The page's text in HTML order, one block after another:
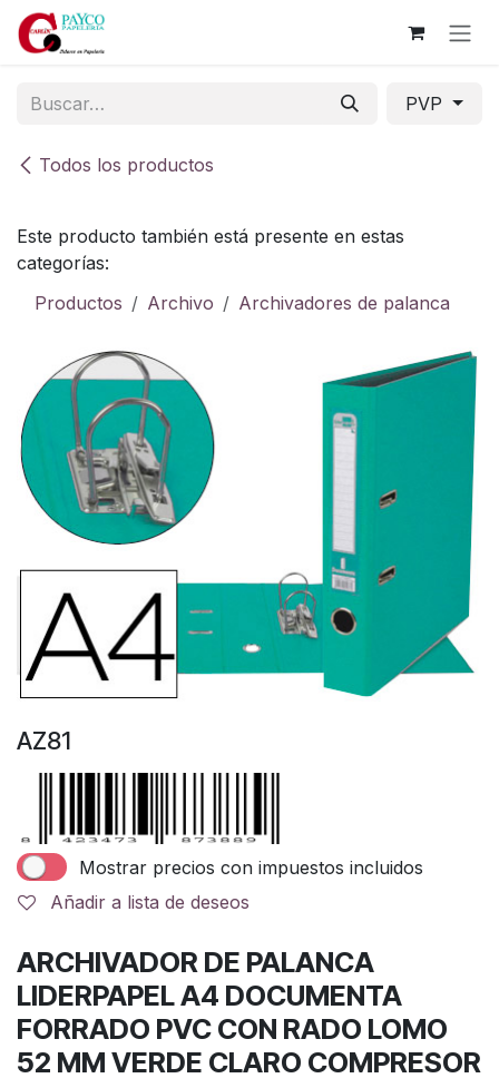
Ir al contenido
Todos los productos
PVP
Este producto también está presente en estas
categorías:
Productos
Archivo Archivadores de palanca
AZ81
Mostrar precios con impuestos incluidos
Añadir a lista de deseos
ARCHIVADOR DE PALANCA
LIDERPAPEL A4 DOCUMENTA
FORRADO PVC CON RADO LOMO
52 MM VERDE CLARO COMPRESOR